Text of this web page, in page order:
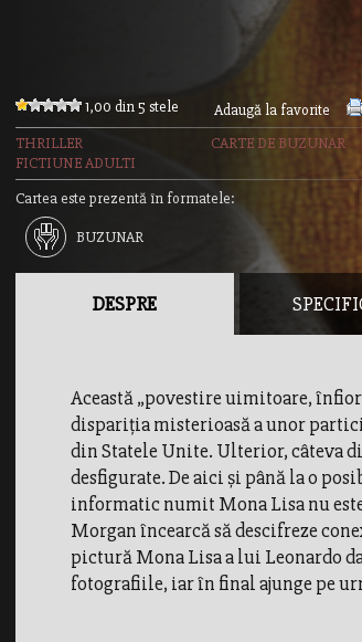
1,00 din 5 stele Adaugă la favorite
THRILLER
CARTE DE BUZUNAR
FICTIUNE ADULTI
Cartea este prezentă în formatele:
BUZUNAR
DESPRE
Această „povestire uimitoare,
dispariţia misterioasă a unor
din Statele Unite. Ulterior, câteva
desfigurate. De aici şi până la o
informatic numit Mona Lisa nu
Morgan încearcă să descifreze
pictură Mona Lisa a lui Leonardo
fotografiile, iar în final ajunge pe